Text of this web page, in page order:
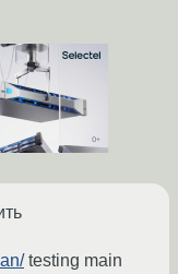
testing main